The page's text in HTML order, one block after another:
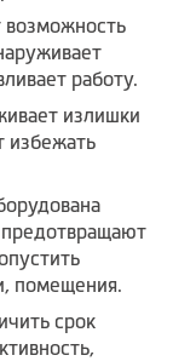
возможность
работу.
излишки
избежать
помещения.
срок